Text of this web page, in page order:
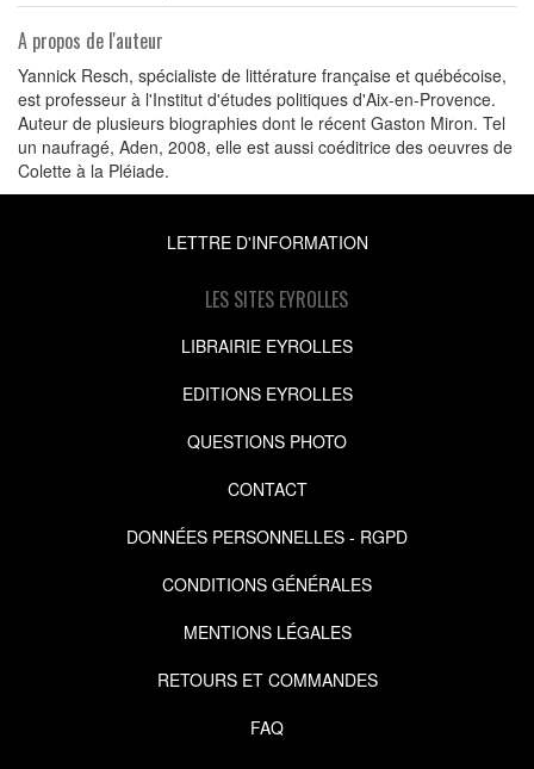
A propos de l'auteur
Yannick Resch, spécialiste de littérature française et québécoise,
est professeur à l'Institut d'études politiques d'Aix-en-Provence.
Auteur de plusieurs biographies dont le récent Gaston Miron. Tel
un naufragé, Aden, 2008, elle est aussi coéditrice des oeuvres de
Colette à la Pléiade.
LETTRE D'INFORMATION
LES SITES EYROLLES
LIBRAIRIE EYROLLES
EDITIONS EYROLLES
QUESTIONS PHOTO
CONTACT
DONNÉES PERSONNELLES - RGPD
CONDITIONS GÉNÉRALES
MENTIONS LÉGALES
RETOURS ET COMMANDES
FAQ